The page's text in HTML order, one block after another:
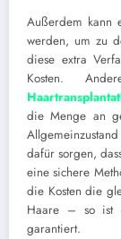
Außerdem kann
werden, um zu
diese extra
Kosten.
die Menge an
dafür sorgen,
eine sichere
die Kosten die
Haare – so ist
garantiert.